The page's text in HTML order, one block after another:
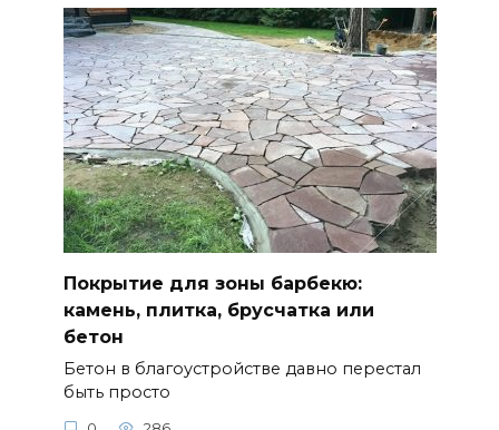
Покрытие для зоны барбекю:
камень, плитка, брусчатка или
бетон
Бетон в благоустройстве давно перестал
быть просто